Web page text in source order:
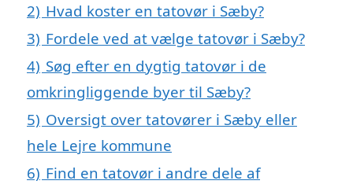
2) Hvad koster en tatovør i Sæby?
3) Fordele ved at vælge tatovør i Sæby?
4) Søg efter en dygtig tatovør i de
omkringliggende byer til Sæby?
5) Oversigt over tatovører i Sæby eller
hele Lejre kommune
6) Find en tatovør i andre dele af